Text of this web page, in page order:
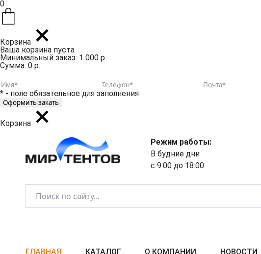
0
Корзина
Ваша корзина пуста
Минимальный заказ: 1 000 р.
Сумма: 0 р.
* - поле обязательное для заполнения
Корзина
Режим работы:
В будние дни
с 9:00 до 18:00
ГЛАВНАЯ КАТАЛОГ О КОМПАНИИ НОВОСТИ